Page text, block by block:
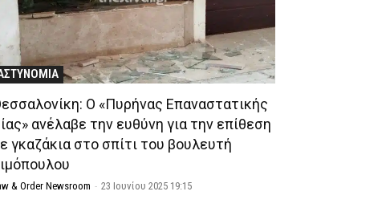
Ο «Πυρήνας Επαναστατικής
ανέλαβε την ευθύνη για την επίθεση
γκαζάκια στο σπίτι του βουλευτή
& Order Newsroom - 23 Ιουνίου 2025 19:15